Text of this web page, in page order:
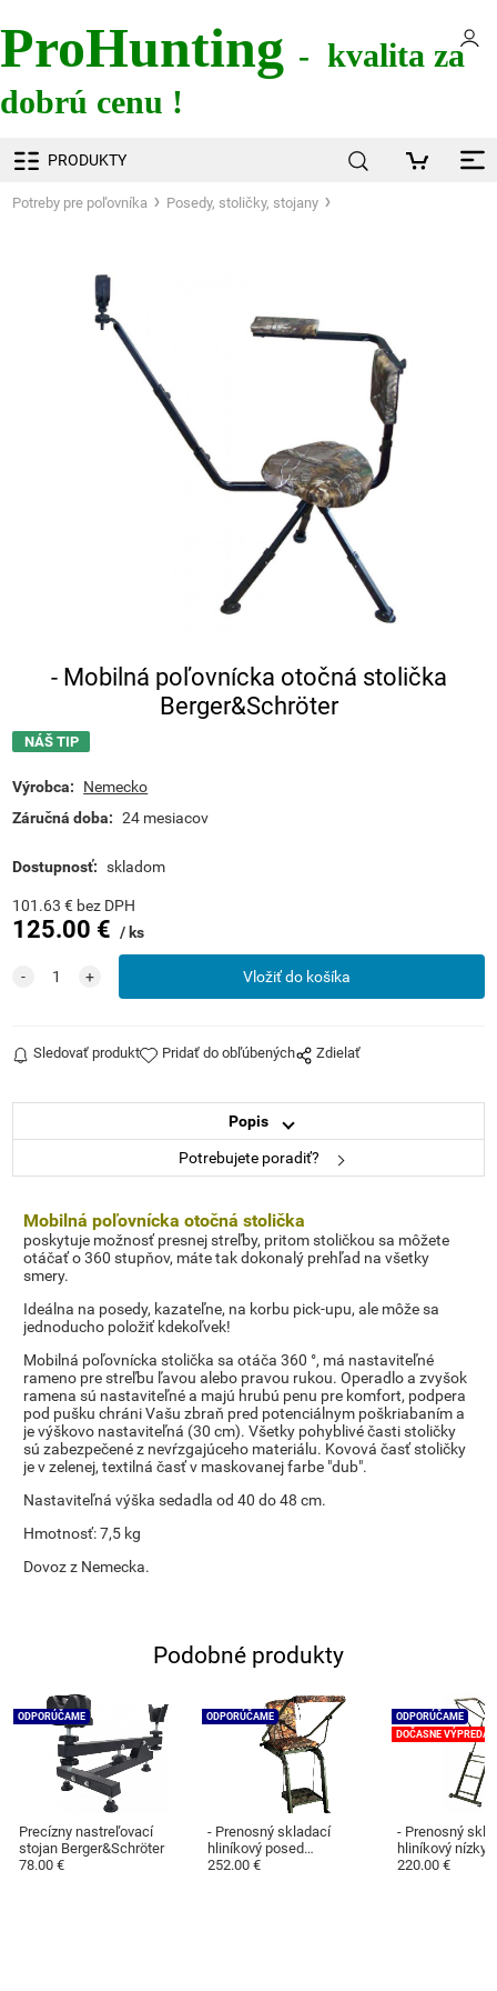
ProHunting - kvalita za
dobrú cenu !
PRODUKTY
Potreby pre poľovníka Posedy, stoličky, stojany
- Mobilná poľovnícka otočná stolička
Berger&Schröter
NÁŠ TIP
Výrobca:
Nemecko
Záručná doba: 24 mesiacov
Dostupnosť: skladom
101.63 € bez DPH
125.00 € ks
Sledovať produkt Pridať do obľúbených Zdielať
Popis
Potrebujete poradiť?
Mobilná poľovnícka otočná stolička
poskytuje možnosť presnej streľby, pritom stoličkou sa môžete
otáčať o 360 stupňov, máte tak dokonalý prehľad na všetky
smery.
Ideálna na posedy, kazateľne, na korbu pick-upu, ale môže sa
jednoducho položiť kdekoľvek!
Mobilná poľovnícka stolička sa otáča 360 °, má nastaviteľné
rameno pre streľbu ľavou alebo pravou rukou. Operadlo a zvyšok
ramena sú nastaviteľné a majú hrubú penu pre komfort, podpera
pod pušku chráni Vašu zbraň pred potenciálnym poškriabaním a
je výškovo nastaviteľná (30 cm). Všetky pohyblivé časti stoličky
sú zabezpečené z nevŕzgajúceho materiálu. Kovová časť stoličky
je v zelenej, textilná časť v maskovanej farbe "dub".
Nastaviteľná výška sedadla od 40 do 48 cm.
Hmotnosť: 7,5 kg
Dovoz z Nemecka.
Podobné produkty
Precízny nastreľovací
stojan Berger&Schröter
ODPORÚČAME
78.00 €
- Prenosný skladací
hliníkový posed
Berger&Schröter 2,7 m
ODPORÚČAME
252.00 €
- Prenosný
hliníkový nízky
ODPORÚČAME
DOČASNE
220.00 €